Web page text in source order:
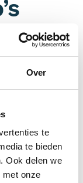
Over
te
te bieden
Ook delen we
met onze
partners
aan jonge
is slim. De